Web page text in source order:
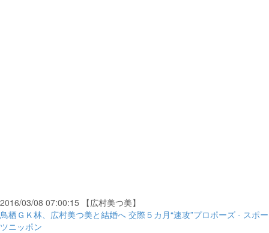
2016/03/08 07:00:15 【広村美つ美】
鳥栖ＧＫ林、広村美つ美と結婚へ 交際５カ月“速攻”プロポーズ - スポー
ツニッポン